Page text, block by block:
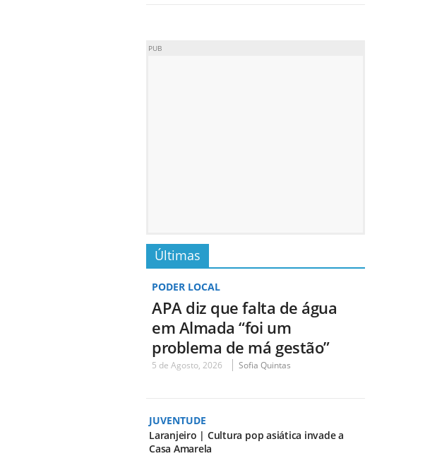
PUB
Últimas
PODER LOCAL
APA diz que falta de água
em Almada “foi um
problema de má gestão”
5 de Agosto, 2026 Sofia Quintas
JUVENTUDE
Laranjeiro | Cultura pop asiática invade a
Casa Amarela